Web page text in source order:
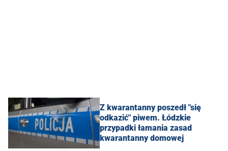
Z kwarantanny poszedł "się
odkazić" piwem. Łódzkie
przypadki łamania zasad
kwarantanny domowej